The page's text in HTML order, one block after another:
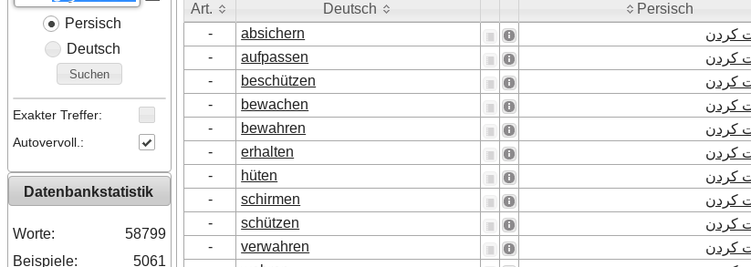
Persisch
Deutsch
Suchen
Exakter Treffer:
Autovervoll.:
Datenbankstatistik
Worte:
58799
Beispiele:
5061
Art. Deutsch
Persisch
- absichern
کردن
-
aufpassen
کردن
-
beschützen
کردن
-
bewachen
کردن
-
bewahren
کردن
-
erhalten
کردن
-
hüten
کردن
-
schirmen
کردن
-
schützen
کردن
-
verwahren
کردن